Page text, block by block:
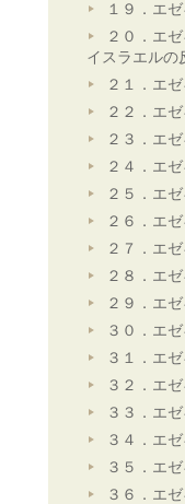
１９．エ
２０．エ
イスラエルの
２１．エ
２２．エ
２３．エ
２４．エ
２５．エ
２６．エ
２７．エ
２８．エ
２９．エ
３０．エ
３１．エ
３２．エ
３３．エ
３４．エ
３５．エ
３６．エ